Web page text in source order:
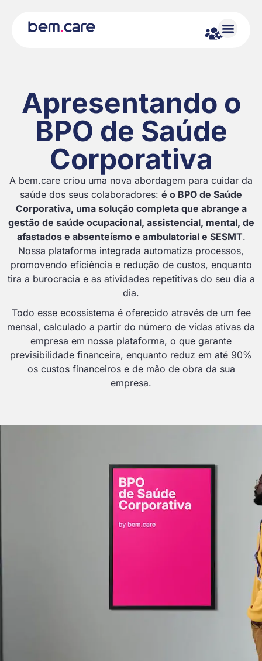
Apresentando o
BPO de Saúde
Corporativa
A bem.care criou uma nova abordagem para cuidar da
saúde dos seus colaboradores: é o BPO de Saúde
Corporativa, uma solução completa que abrange a
gestão de saúde ocupacional, assistencial, mental, de
afastados e absenteísmo e ambulatorial e SESMT.
Nossa plataforma integrada automatiza processos,
promovendo eficiência e redução de custos, enquanto
tira a burocracia e as atividades repetitivas do seu dia a
dia.
Todo esse ecossistema é oferecido através de um fee
mensal, calculado a partir do número de vidas ativas da
empresa em nossa plataforma, o que garante
previsibilidade financeira, enquanto reduz em até 90%
os custos financeiros e de mão de obra da sua
empresa.